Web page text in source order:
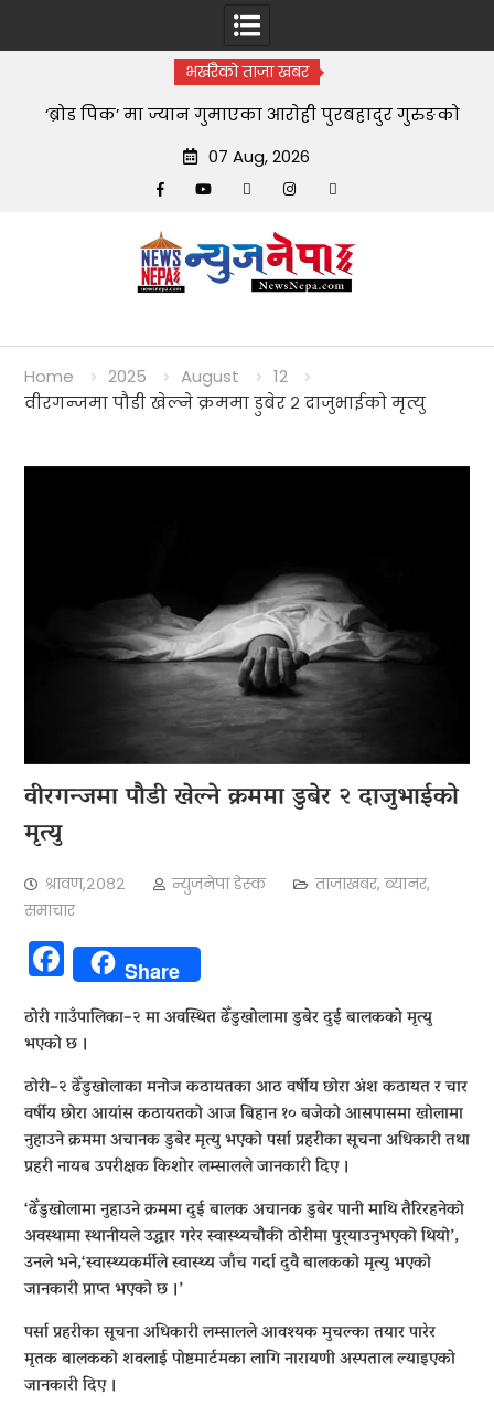
भर्खरैको ताजा खबर
‘ब्रोड पिक’ मा ज्यान गुमाएका आराेही पुरबहादुर गुरुङको
07 Aug, 2026
Home 2025 August
12
वीरग‌न्जमा पौडी खेल्ने क्रममा डुबेर २ दाजुभाईको मृत्यु
वीरग‌न्जमा पौडी खेल्ने क्रममा डुबेर २ दाजुभाईको
मृत्यु
श्रावण,२०८२ न्युजनेपा डेस्क ताजाखबर,ब्यानर,
समाचार
Facebook
Share
ठोरी गाउँपालिका–२ मा अवस्थित ढेँडुखोलामा डुबेर दुई बालकको मृत्यु
भएको छ ।
ठोरी–२ ढेँडुखोलाका मनोज कठायतका आठ वर्षीय छोरा अंश कठायत र चार
वर्षीय छोरा आयांस कठायतको आज बिहान १० बजेको आसपासमा खोलामा
नुहाउने क्रममा अचानक डुबेर मृत्यु भएको पर्सा प्रहरीका सूचना अधिकारी तथा
प्रहरी नायब उपरीक्षक किशोर लम्सालले जानकारी दिए ।
‘ढेँडुखोलामा नुहाउने क्रममा दुई बालक अचानक डुबेर पानी माथि तैरिरहनेको
अवस्थामा स्थानीयले उद्धार गरेर स्वास्थ्यचौकी ठोरीमा पुर्‍याउनुभएको थियो’,
उनले भने,‘स्वास्थ्यकर्मीले स्वास्थ्य जाँच गर्दा दुवै बालकको मृत्यु भएको
जानकारी प्राप्त भएको छ ।’
पर्सा प्रहरीका सूचना अधिकारी लम्सालले आवश्यक मुचल्का तयार पारेर
मृतक बालकको शवलाई पोष्टमार्टमका लागि नारायणी अस्पताल ल्याइएको
जानकारी दिए ।